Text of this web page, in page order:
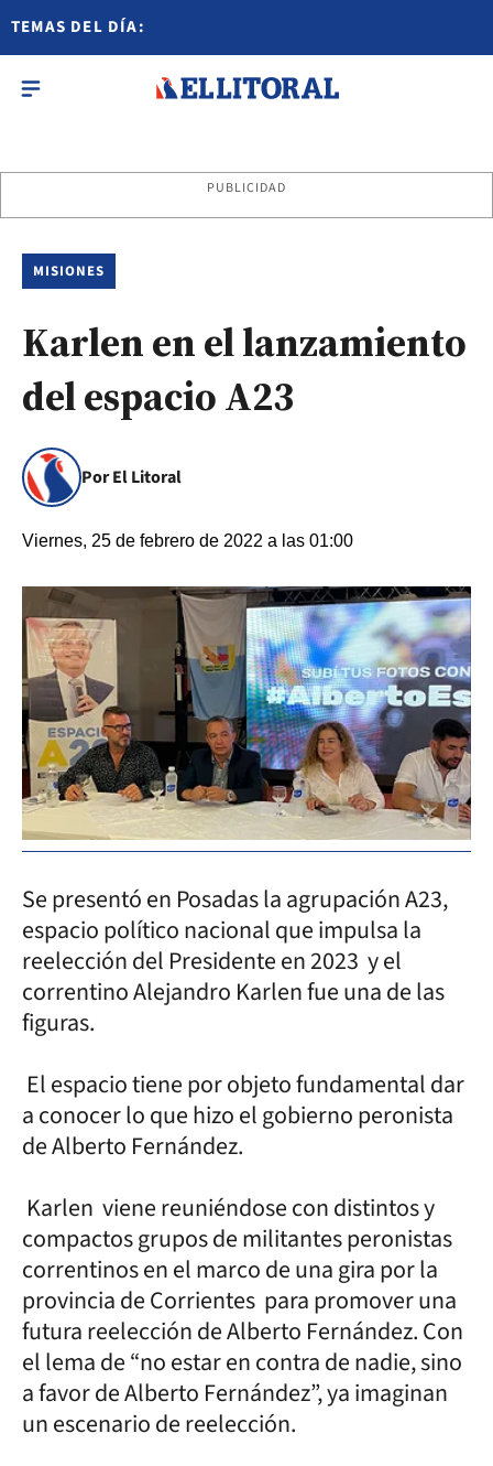
TEMAS DEL DÍA:
PUBLICIDAD
MISIONES
Karlen en el lanzamiento
del espacio A23
Por El Litoral
Viernes, 25 de febrero de 2022 a las 01:00
Se presentó en Posadas la agrupación A23,
espacio político nacional que impulsa la
reelección del Presidente en 2023 y el
correntino Alejandro Karlen fue una de las
figuras.
El espacio tiene por objeto fundamental dar
a conocer lo que hizo el gobierno peronista
de Alberto Fernández.
Karlen viene reuniéndose con distintos y
compactos grupos de militantes peronistas
correntinos en el marco de una gira por la
provincia de Corrientes para promover una
futura reelección de Alberto Fernández. Con
el lema de “no estar en contra de nadie, sino
a favor de Alberto Fernández”, ya imaginan
un escenario de reelección.